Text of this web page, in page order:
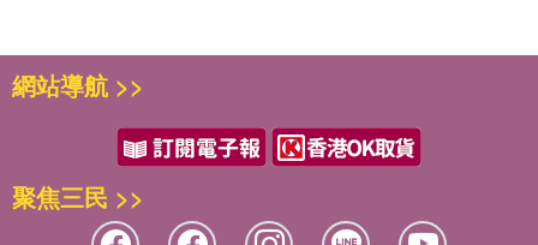
網站導航 >>
聚焦三民 >>